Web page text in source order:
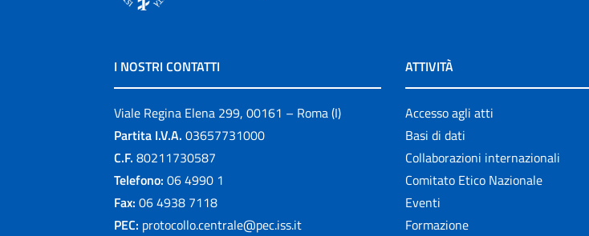
I NOSTRI CONTATTI
Viale Regina Elena 299, 00161 – Roma (I)
Partita I.V.A. 03657731000
C.F. 80211730587
Telefono: 06 4990 1
Fax: 06 4938 7118
PEC: protocollo.centrale@pec.iss.it
ATTIVITÀ
Accesso agli atti
Basi di dati
Collaborazioni internazionali
Comitato Etico Nazionale
Eventi
Formazione